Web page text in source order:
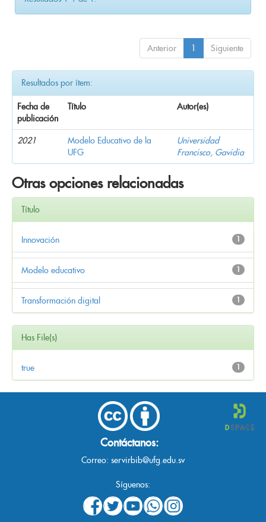
Anterior 1 Siguiente
Resultados por ítem:
Fecha de
publicación
Título Autor(es)
2021
Modelo Educativo de la
UFG
Universidad
Francisco, Gavidia
Otras opciones relacionadas
Título
1
Innovación
1
Modelo educativo
1
Transformación digital
Has File(s)
1
true
Contáctanos:
Correo: servirbib@ufg.edu.sv
Síguenos: